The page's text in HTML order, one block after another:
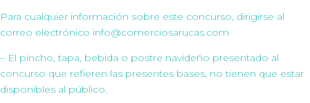
Para cualquier información sobre este concurso, dirigirse al
correo electrónico info@comerciosarucas.com
– El pincho, tapa, bebida o postre navideño presentado al
concurso que refieren las presentes bases, no tienen que estar
disponibles al público.